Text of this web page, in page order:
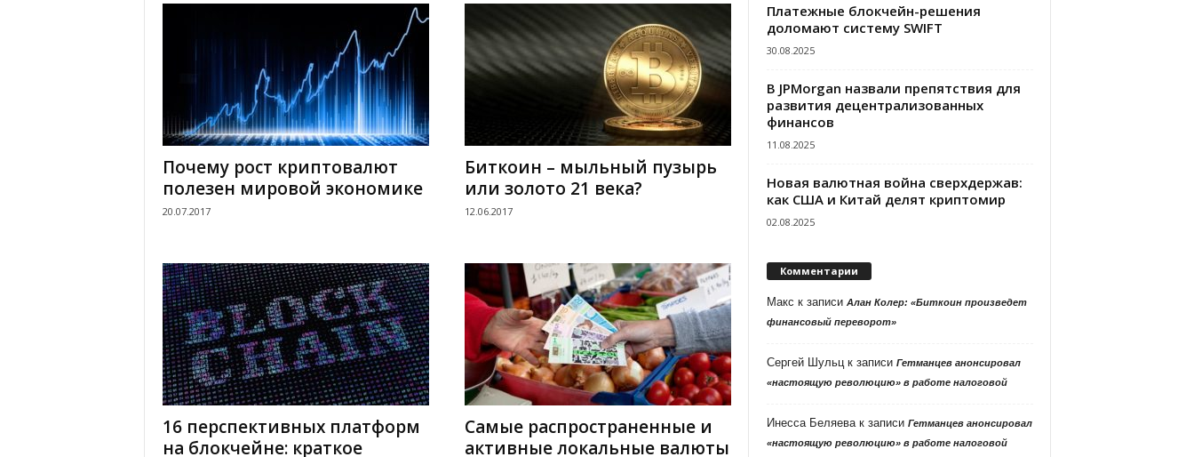
m
.
u
a
Почему рост криптовалют
полезен мировой экономике
20.07.2017
Биткоин – мыльный пузырь
или золото 21 века?
12.06.2017
16 перспективных платформ
на блокчейне: краткое
Самые распространенные и
активные локальные валюты
Платежные блокчейн-решения
доломают систему SWIFT
30.08.2025
В JPMorgan назвали препятствия для
развития децентрализованных
финансов
11.08.2025
Новая валютная война сверхдержав:
как США и Китай делят криптомир
02.08.2025
Комментарии
Макс к записи Алан Колер: «Биткоин произведет
финансовый переворот»
Сергей Шульцк записи Гетманцев анонсировал
«настоящую революцию» в работе налоговой
Инесса Беляевак записи Гетманцев анонсировал
«настоящую революцию» в работе налоговой